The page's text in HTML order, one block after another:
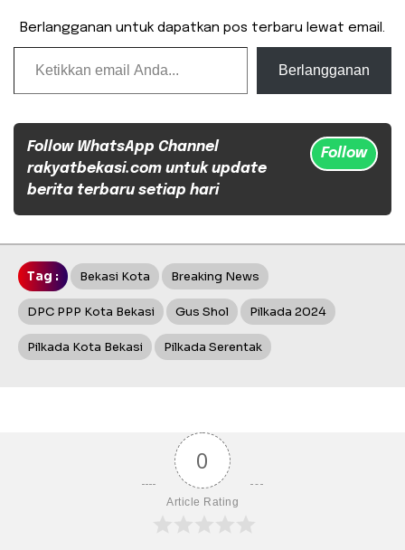
Berlangganan untuk dapatkan pos terbaru lewat email.
Ketikkan email Anda...
Berlangganan
Follow WhatsApp Channel
rakyatbekasi.com untuk update
berita terbaru setiap hari
Follow
Tag : Bekasi Kota Breaking News
DPC PPP Kota Bekasi Gus Shol Pilkada 2024
Pilkada Kota Bekasi Pilkada Serentak
0
Article Rating